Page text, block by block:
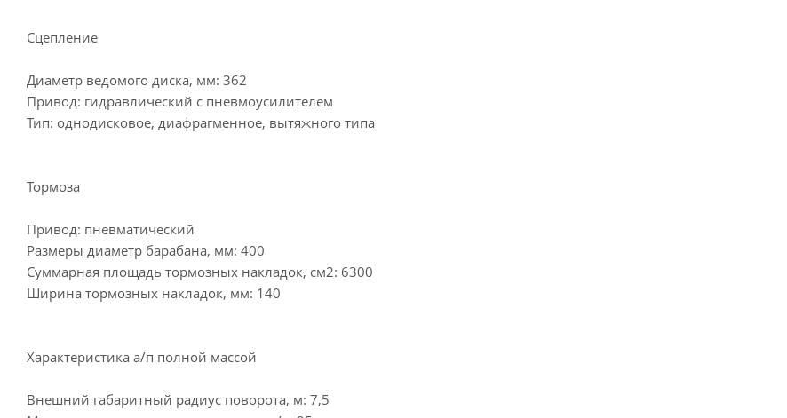
Сцепление
Диаметр ведомого диска, мм: 362
Привод: гидравлический с пневмоусилителем
Тип: однодисковое, диафрагменное, вытяжного типа
Тормоза
Привод: пневматический
Размеры диаметр барабана, мм: 400
Суммарная площадь тормозных накладок, см2: 6300
Ширина тормозных накладок, мм: 140
Характеристика а/п полной массой
Внешний габаритный радиус поворота, м: 7,5